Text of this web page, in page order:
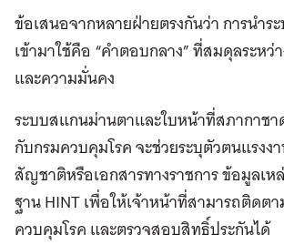
ข้อเสนอจากหลายฝ่ายตรงกันว่า การนำร
เข้ามาใช้คือ “คำตอบกลาง” ที่สมดุลระห
และความมั่นคง
ระบบสแกนม่านตาและใบหน้าที่สภากาช
กับกรมควบคุมโรค จะช่วยระบุตัวตนแรงง
สัญชาติหรือเอกสารทางราชการ ข้อมูลเห
ฐาน HINT เพื่อให้เจ้าหน้าที่สามารถติดต
ควบคุมโรค และตรวจสอบสิทธิ์ประกันได้